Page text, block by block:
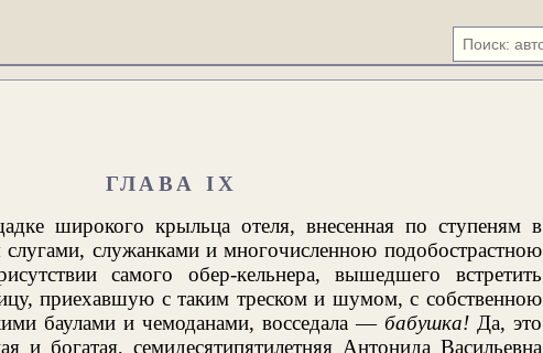
ГЛАВА IX
широкого крыльца отеля, внесенная по ступеням в
слугами, служанками и многочисленною подобострастною
самого обер-кельнера, вышедшего встретить
приехавшую с таким треском и шумом, с собственною
баулами и чемоданами, восседала — бабушка!Да, это
и богатая, семидесятипятилетняя Антонида Васильевна